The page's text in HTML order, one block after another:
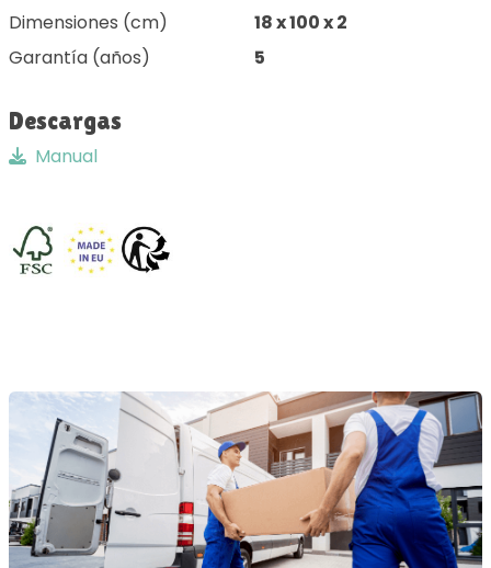
Dimensiones (cm)
18 x 100 x 2
Garantía (años)
5
Descargas
Manual